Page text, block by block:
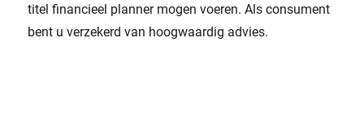
titel financieel planner mogen voeren. Als consument
bent u verzekerd van hoogwaardig advies.